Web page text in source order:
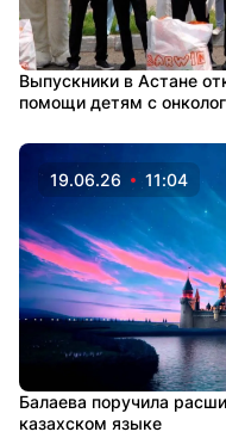
Выпускники в Астане
помощи детям с
19.06.26 11:04
Балаева поручила
казахском языке